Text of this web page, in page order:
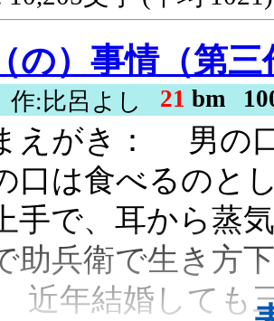
国の出身と設定
の事 私は文学部
；ω；｀)ウッ…
, 身分差, 年の差, スクー
の）事情（第三作
作:比呂よし 21 bm
き： 男の口の
口は食べるのと
手で、耳から蒸
助兵衛で生き方
年結婚しても